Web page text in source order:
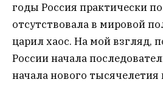
годы Россия практически
отсутствовала в мировой
царил хаос. На мой взгляд,
России начала
начала нового тысячелетия